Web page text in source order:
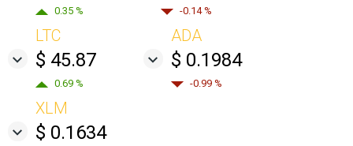
0.35 % -0.14 %
LTC
$ 45.87
0.69 %
ADA
$ 0.1984
-0.99 %
XLM
$ 0.1634